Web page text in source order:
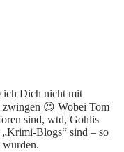
ich Dich nicht mit
zwingen 😉 Wobei Tom
sind, wtd, Gohlis
Blogs“ sind – so